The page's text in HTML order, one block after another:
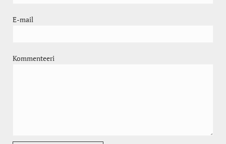
E-mail
Kommenteeri